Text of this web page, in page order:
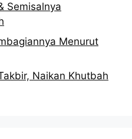
Semisalnya
Menurut
Naikan Khutbah